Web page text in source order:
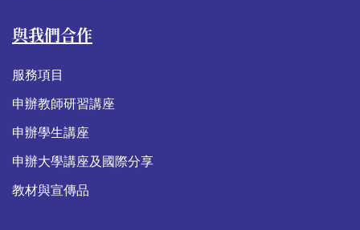
與我們合作
服務項目
申辦教師研習講座
申辦學生講座
申辦大學講座及國際分享
教材與宣傳品